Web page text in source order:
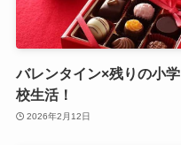
バレンタイン×残りの小学
校生活！
2026年2月12日